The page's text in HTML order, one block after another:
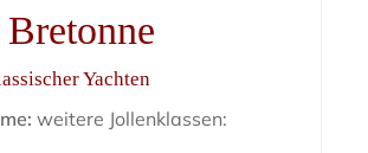
Yachten
weitere Jollenklassen: